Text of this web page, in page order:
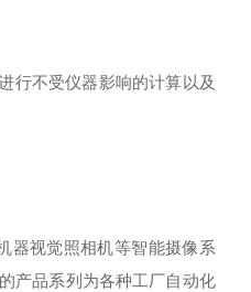
行不受仪器影响的计算以及
器视觉照相机等智能摄像系
产品系列为各种工厂自动化